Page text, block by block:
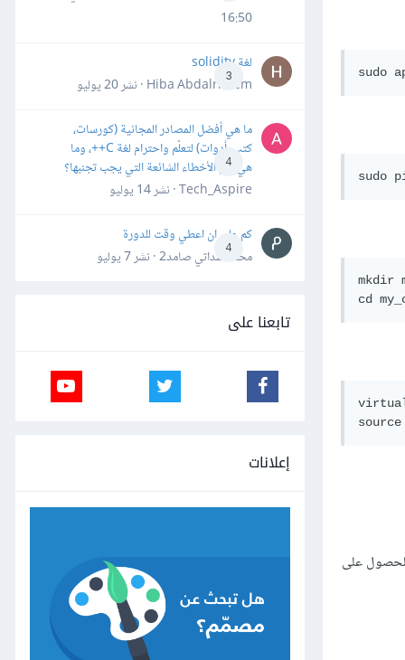
mkdir
على
16:50
3
لغة solidity
Hiba Abdalrheem · نشر
20 يوليو
4
ما هي أفضل المصادر المجانية (كورسات،
كتب، أدوات) لتعلّم واحترام لغة C++، وما
هي أهم الأخطاء الشائعة التي يجب تجنبها؟
Tech_Aspire · نشر
14 يوليو
4
كم علي ان اعطي وقت للدورة
محمد سداتي صامد2 · نشر
7 يوليو
تابعنا على
إعلانات